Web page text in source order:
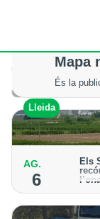
Val d'Aran
Mor
Els
Lleida
Mapa
És la
AG.
6
Els
Des
les